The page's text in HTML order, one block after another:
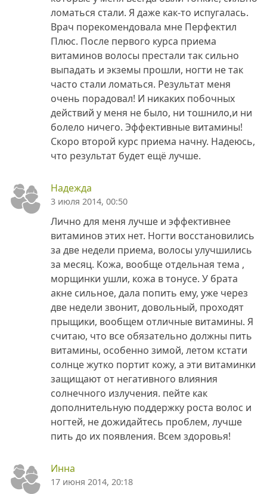
ломаться стали. Я даже как-то испугалась.
Врач порекомендовала мне Перфектил
Плюс. После первого курса приема
витаминов волосы престали так сильно
выпадать и экземы прошли, ногти не так
часто стали ломаться. Результат меня
очень порадовал! И никаких побочных
действий у меня не было, ни тошнило,и ни
болело ничего. Эффективные витамины!
Скоро второй курс приема начну. Надеюсь,
что результат будет ещё лучше.
Надежда
3 июля 2014, 00:50
Лично для меня лучше и эффективнее
витаминов этих нет. Ногти восстановились
за две недели приема, волосы улучшились
за месяц. Кожа, вообще отдельная тема ,
морщинки ушли, кожа в тонусе. У брата
акне сильное, дала попить ему, уже через
две недели звонит, довольный, проходят
прыщики, вообщем отличные витамины. Я
считаю, что все обязательно должны пить
витамины, особенно зимой, летом кстати
солнце жутко портит кожу, а эти витаминки
защищают от негативного влияния
солнечного излучения. пейте как
дополнительную поддержку роста волос и
ногтей, не дожидайтесь проблем, лучше
пить до их появления. Всем здоровья!
Инна
17 июня 2014, 20:18